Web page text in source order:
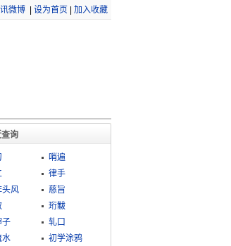
微博 设为首页 加入收藏
询
哨遍
律手
头风
慈旨
珩黻
子
轧口
水
初学涂鸦